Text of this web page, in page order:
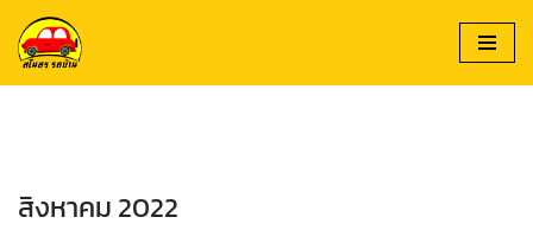
Skip
to
สิงหาคม 2022